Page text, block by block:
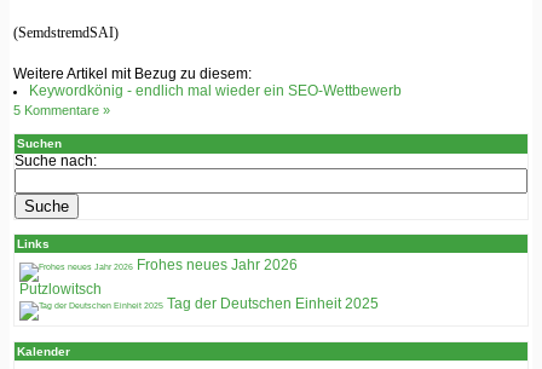
(SemdstremdSAI)
Weitere Artikel mit Bezug zu diesem:
Keywordkönig - endlich mal wieder ein SEO-Wettbewerb
5 Kommentare »
Suchen
Suche nach:
Links
Frohes neues Jahr 2026
Putzlowitsch
Tag der Deutschen Einheit 2025
Kalender